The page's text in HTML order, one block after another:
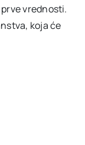
vrednosti.
koja će